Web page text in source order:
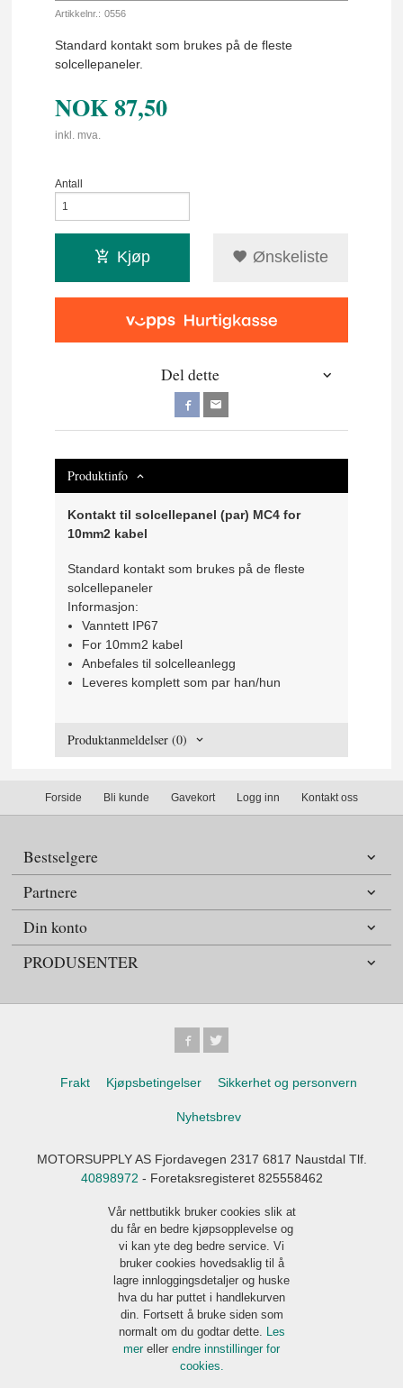
Artikkelnr.: 0556
Standard kontakt som brukes på de fleste
solcellepaneler.
NOK87,50
inkl. mva.
Antall
Kjøp Ønskeliste
Del dette
Produktinfo
Kontakt til solcellepanel (par) MC4 for
10mm2 kabel
Standard kontakt som brukes på de fleste
solcellepaneler
Informasjon:
Vanntett IP67
For 10mm2 kabel
Anbefales til solcelleanlegg
Leveres komplett som par han/hun
Produktanmeldelser (0)
Forside Bli kunde Gavekort Logg inn Kontakt oss
Bestselgere
Partnere
Din konto
PRODUSENTER
Frakt Kjøpsbetingelser Sikkerhet og personvern
Nyhetsbrev
MOTORSUPPLY AS Fjordavegen 2317 6817 Naustdal Tlf.
40898972 - Foretaksregisteret 825558462
Vår nettbutikk bruker cookies slik at
du får en bedre kjøpsopplevelse og
vi kan yte deg bedre service. Vi
bruker cookies hovedsaklig til å
lagre innloggingsdetaljer og huske
hva du har puttet i handlekurven
din. Fortsett å bruke siden som
normalt om du godtar dette. Les
mer eller endre innstillinger for
cookies.